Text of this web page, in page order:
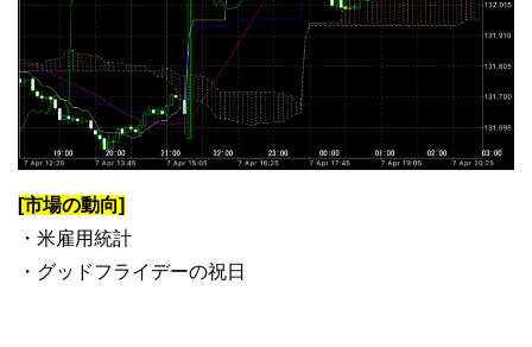
[市場の動向]
・米雇用統計
・グッドフライデーの祝日